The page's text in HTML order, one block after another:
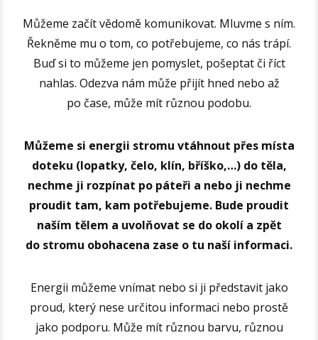
Můžeme začít vědomě komunikovat. Mluvme s ním.
Řekněme mu o tom, co potřebujeme, co nás trápí.
Buď si to můžeme jen pomyslet, pošeptat či říct
nahlas. Odezva nám může přijít hned nebo až
po čase, může mít různou podobu.
Můžeme si energii stromu vtáhnout přes místa
doteku (lopatky, čelo, klín, bříško,…) do těla,
nechme ji rozpínat po páteři a nebo ji nechme
proudit tam, kam potřebujeme. Bude proudit
naším tělem a uvolňovat se do okolí a zpět
do stromu obohacena zase o tu naší informaci.
Energii můžeme vnímat nebo si ji představit jako
proud, který nese určitou informaci nebo prostě
jako podporu. Může mít různou barvu, různou